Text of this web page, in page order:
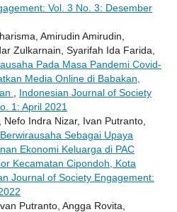
Vol. 3 No. 3: Desember
Amirudin Amirudin,
Zulkarnain, Syarifah Ida Farida,
Pada Masa Pandemi Covid-
Media Online di Babakan,
Indonesian Journal of Society
1: April 2021
Indra Nizar, Ivan Putranto,
Sebagai Upaya
Ekonomi Keluarga di PAC
Kecamatan Cipondoh, Kota
Journal of Society Engagement:
Putranto, Angga Rovita,